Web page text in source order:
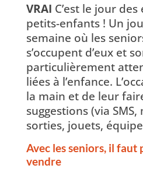
VRAI C’est le jour
petits-enfants ! Un
semaine où les
s’occupent d’eux et
particulièrement
liées à l’enfance.
la main et de leur
suggestions (via
sorties, jouets,
Avec les seniors, il faut
vendre